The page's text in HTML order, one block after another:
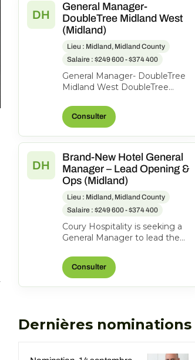
DH
General Manager-
DoubleTree Midland West
(Midland)
Lieu : Midland, Midland County
Salaire : $249 600 - $374 400
General Manager- DoubleTree
Midland West DoubleTree
250 West, Midland, Texas,
United State...
Consulter
DH
Brand-New Hotel General
Manager – Lead Opening &
Ops (Midland)
Lieu : Midland, Midland County
Salaire : $249 600 - $374 400
Coury Hospitality is seeking a
General Manager to lead the
operations of the new
DoubleTree Midla...
Consulter
Dernières nominations